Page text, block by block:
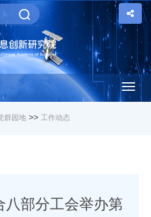
群园地 >> 工作动态
八部分工会举办第